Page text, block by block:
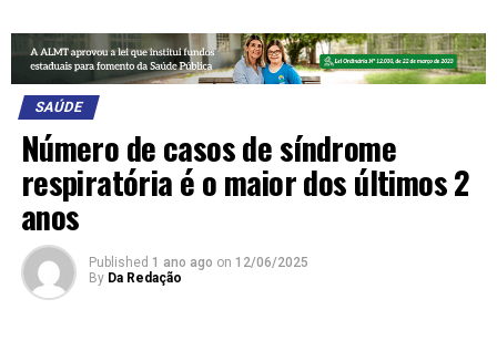
SAÚDE
Número de casos de síndrome
respiratória é o maior dos últimos 2
anos
Published 1 ano ago on 12/06/2025
By Da Redação